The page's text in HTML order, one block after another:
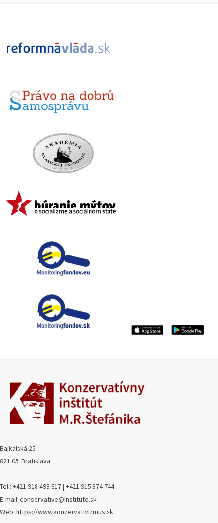
Bajkalská 25
821 05 Bratislava
Tel.: +421 918 493 917 | +421 915 874 744
E-mail: conservative@institute.sk
Web: https://www.konzervativizmus.sk